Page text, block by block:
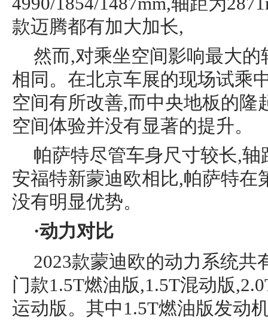
款迈腾都有加大加长,
然而,对乘坐空间影响最大
相同。在北京车展的现场试乘
空间有所改善,而中央地板的隆
空间体验并没有显著的提升。
帕萨特尽管车身尺寸较长,轴
安福特新蒙迪欧相比,帕萨特在
没有明显优势。
·动力对比
2023款蒙迪欧的动力系统共
门款1.5T燃油版,1.5T混动版
运动版。其中1.5T燃油版发动